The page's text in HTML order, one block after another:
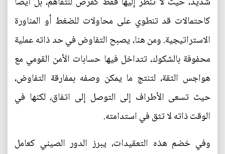
كاحتمالات قد تنطوي على محاولات للضغط أو المناورة
الاستراتيجية. ومن هنا، يصبح التفاوض في حد ذاته عملية
محفوفة بالشكوك، تتداخل فيها حسابات الأمن القومي مع
هواجس الثقة، لتنتج ما يمكن وصفه بمفارقة التفاوض،
حيث تسعى الأطراف إلى التوصل إلى اتفاق، لكنها في
الوقت ذاته لا تثق في استدامته.
وفي خضم هذه التعقيدات، يبرز الدور الصيني كعامل